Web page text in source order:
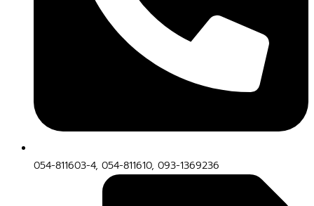
054-811603-4, 054-811610, 093-1369236